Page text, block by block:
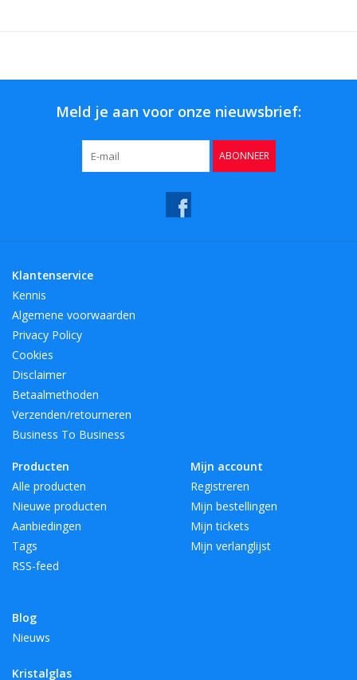
Meld je aan voor onze nieuwsbrief:
ABONNEER
Klantenservice
Kennis
Algemene voorwaarden
Privacy Policy
Cookies
Disclaimer
Betaalmethoden
Verzenden/retourneren
Business To Business
Producten
Alle producten
Nieuwe producten
Aanbiedingen
Tags
RSS-feed
Blog
Nieuws
Mijn account
Registreren
Mijn bestellingen
Mijn tickets
Mijn verlanglijst
Kristalglas